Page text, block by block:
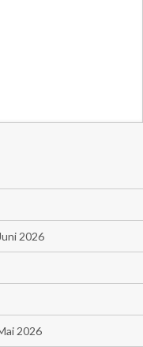
2026
2026